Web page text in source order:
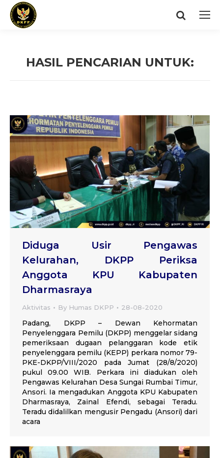
Search:
HASIL PENCARIAN UNTUK:
Diduga Usir Pengawas
Kelurahan, DKPP Periksa
Anggota KPU Kabupaten
Dharmasraya
Aktivitas By Humas DKPP 28-08-2020
Padang, DKPP – Dewan Kehormatan
Penyelenggara Pemilu (DKPP) menggelar sidang
pemeriksaan dugaan pelanggaran kode etik
penyelenggara pemilu (KEPP) perkara nomor 79-
PKE-DKPP/VIII/2020 pada Jumat (28/8/2020)
pukul 09.00 WIB. Perkara ini diadukan oleh
Pengawas Kelurahan Desa Sungai Rumbai Timur,
Ansori. Ia mengadukan Anggota KPU Kabupaten
Dharmasraya, Zainal Efendi, sebagai Teradu.
Teradu didalilkan mengusir Pengadu (Ansori) dari
acara